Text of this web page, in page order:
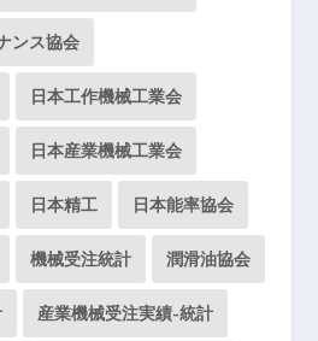
ンス協会
日本工作機械工業会
日本産業機械工業会
日本精工 日本能率協会
機械受注統計 潤滑油協会
産業機械受注実績-統計